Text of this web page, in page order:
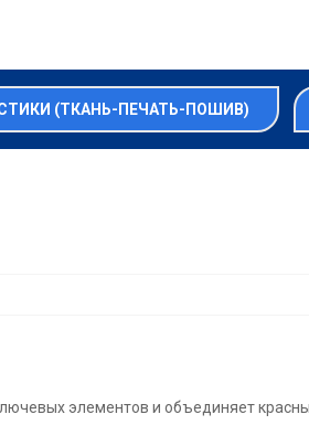
(ТКАНЬ-ПЕЧАТЬ-ПОШИВ)
элементов и объединяет